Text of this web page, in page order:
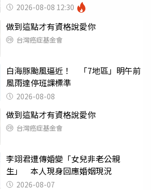
2026-08-08 12:30
做到這點才有資格說愛你
台灣癌症基金會
白海豚颱風逼近！ 「7地區」明午前
風雨達停班課標準
2026-08-08
做到這點才有資格說愛你
台灣癌症基金會
李翊君遭傳婚變「女兒非老公親
生」 本人現身回應婚姻現況
2026-08-07